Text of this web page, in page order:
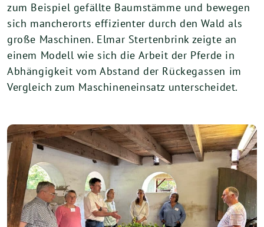
zum Beispiel gefällte Baumstämme und bewegen
sich mancherorts effizienter durch den Wald als
große Maschinen. Elmar Stertenbrink zeigte an
einem Modell wie sich die Arbeit der Pferde in
Abhängigkeit vom Abstand der Rückegassen im
Vergleich zum Maschineneinsatz unterscheidet.